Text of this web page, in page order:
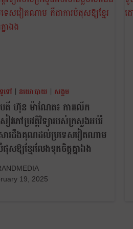
ទៅ | នយោបាយ | សង្គម
តី ហ៊ុន ម៉ាណែត៖ ការលើក
វភៅប្រវត្តិវិទ្យារបស់ក្រសួងអប់រំ
សារដឹងគុណដល់ប្រទេសវៀតណាម
សឱ្យខ្មែរលែងទុកចិត្តគ្នាឯង
19, 2025